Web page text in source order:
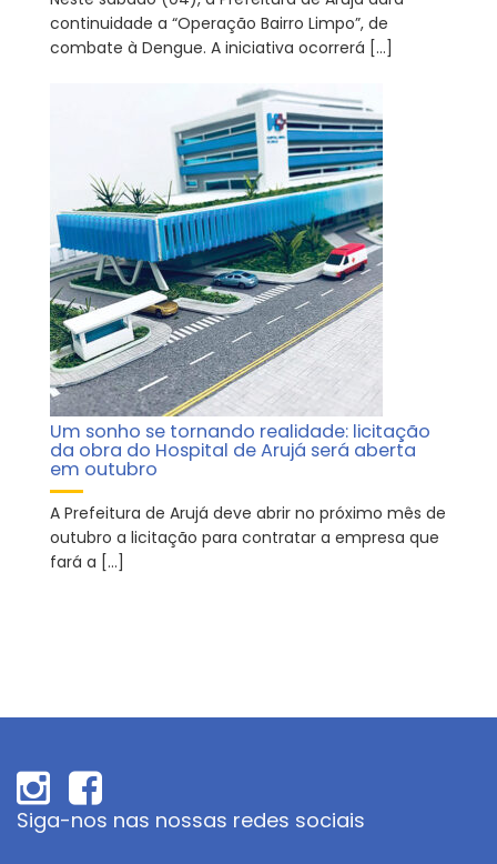
continuidade a “Operação Bairro Limpo”, de
combate à Dengue. A iniciativa ocorrerá […]
Um sonho se tornando realidade: licitação
da obra do Hospital de Arujá será aberta
em outubro
A Prefeitura de Arujá deve abrir no próximo mês de
outubro a licitação para contratar a empresa que
fará a […]
Siga-nos nas nossas redes sociais